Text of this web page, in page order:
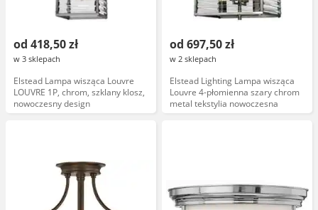
od 418,50 zł
w 3 sklepach
Elstead Lampa wisząca Louvre
LOUVRE 1P, chrom, szklany klosz,
nowoczesny design
od 697,50 zł
w 2 sklepach
Elstead Lighting Lampa wisząca
Louvre 4-płomienna szary chrom
metal tekstylia nowoczesna